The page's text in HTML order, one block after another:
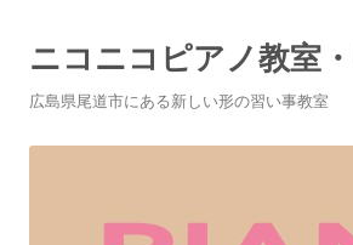
ニコニコピアノ教室
広島県尾道市にある新しい形の習い事教室